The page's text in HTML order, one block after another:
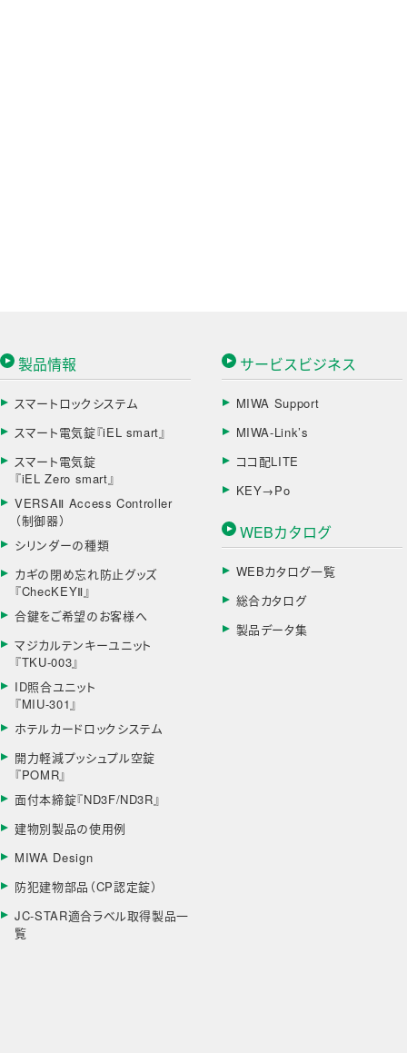
製品情報
スマートロックシステム
スマート電気錠『iEL smart』
スマート電気錠
『iEL Zero smart』
VERSAⅡ Access Controller
（制御器）
シリンダーの種類
カギの閉め忘れ防止グッズ
『ChecKEYⅡ』
合鍵をご希望のお客様へ
マジカルテンキーユニット
『TKU-003』
ID照合ユニット
『MIU-301』
ホテルカードロックシステム
開力軽減プッシュプル空錠
『POMR』
面付本締錠『ND3F/ND3R』
建物別製品の使用例
MIWA Design
防犯建物部品（CP認定錠）
JC-STAR適合ラベル取得製品一
覧
サービスビジネス
MIWA Support
MIWA-Link’s
ココ配LITE
KEY→Po
WEBカタログ
WEBカタログ一覧
総合カタログ
製品データ集